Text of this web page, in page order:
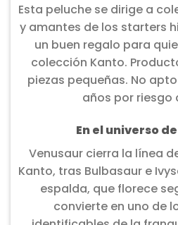
Esta peluche se dirige a
y amantes de los starters
un buen regalo para
colección Kanto.
piezas pequeñas. No
años por riesgo
En el universo
Venusaur cierra la línea
Kanto, tras Bulbasaur e
espalda, que florece
convierte en uno de